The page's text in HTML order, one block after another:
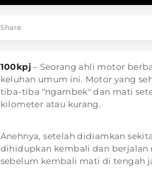
Share
100kpj– Seorang ahli motor
keluhan umum ini. Motor yang
tiba-tiba "ngambek" dan mati
kilometer atau kurang.
Anehnya, setelah didiamkan
dihidupkan kembali dan berjalan
sebelum kembali mati di tengah